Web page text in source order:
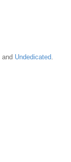
and Undedicated.